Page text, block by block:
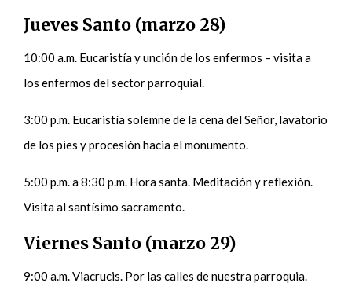
Jueves Santo (marzo 28)
10:00 a.m. Eucaristía y unción de los enfermos – visita a
los enfermos del sector parroquial.
3:00 p.m. Eucaristía solemne de la cena del Señor, lavatorio
de los pies y procesión hacia el monumento.
5:00 p.m. a 8:30 p.m. Hora santa. Meditación y reflexión.
Visita al santísimo sacramento.
Viernes Santo (marzo 29)
9:00 a.m. Viacrucis. Por las calles de nuestra parroquia.